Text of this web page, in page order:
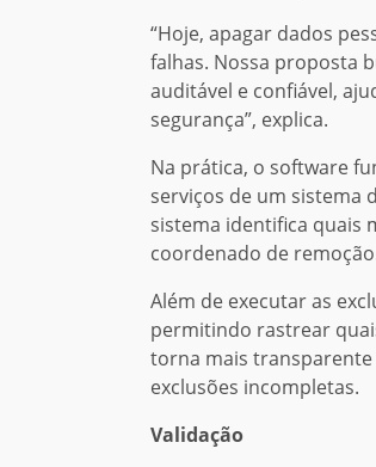
“Hoje, apagar dados
falhas. Nossa proposta
auditável e confiável,
segurança”, explica.
Na prática, o software
serviços de um sistema
sistema identifica quais
coordenado de
Além de executar as
permitindo rastrear
torna mais transparente
exclusões incompletas.
Validação